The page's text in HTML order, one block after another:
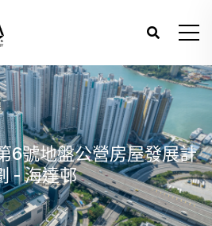
6號地盤公營房屋發展計
- 海達邨